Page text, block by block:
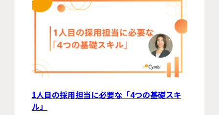
1人目の採用担当に必要な「4つの基礎スキ
ル」